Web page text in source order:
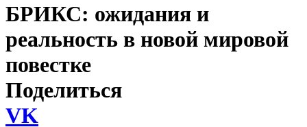
БРИКС: ожидания и
реальность в новой мировой
повестке
Поделиться
VK